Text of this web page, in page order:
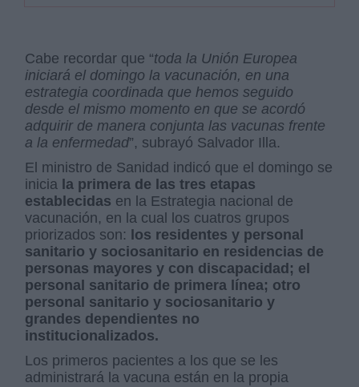
Cabe recordar que “toda la Unión Europea
iniciará el domingo la vacunación, en una
estrategia coordinada que hemos seguido
desde el mismo momento en que se acordó
adquirir de manera conjunta las vacunas frente
a la enfermedad”, subrayó Salvador Illa.
El ministro de Sanidad indicó que el domingo se
inicia la primera de las tres etapas
establecidas en la Estrategia nacional de
vacunación, en la cual los cuatros grupos
priorizados son:
los residentes y personal
sanitario y sociosanitario en residencias de
personas mayores y con discapacidad; el
personal sanitario de primera línea; otro
personal sanitario y sociosanitario y
grandes dependientes no
institucionalizados.
Los primeros pacientes a los que se les
administrará la vacuna están en la propia